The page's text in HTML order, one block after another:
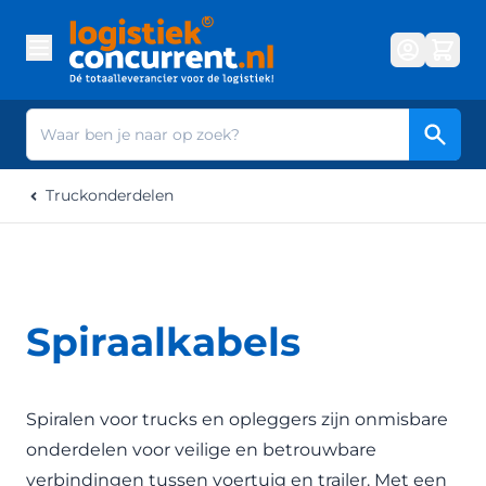
Zoek
Truckonderdelen
Spiraalkabels
Spiralen voor trucks en opleggers zijn onmisbare
onderdelen voor veilige en betrouwbare
verbindingen tussen voertuig en trailer. Met een